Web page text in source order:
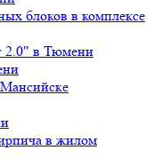
блоков в комплексе
2.0" в Тюмени
в жилом